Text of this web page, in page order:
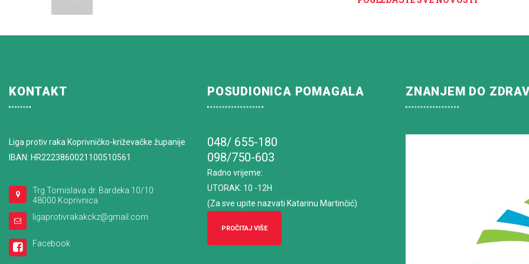
KONTAKT
Liga protiv raka Koprivničko-križevačke županije
IBAN: HR2223860021100510561
Trg Tomislava dr. Bardeka 10/10
48000 Koprivnica
ligaprotivrakakckz@gmail.com
Facebook
POSUDIONICA POMAGALA
048/ 655-180
098/750-603
Radno vrijeme:
UTORAK: 10 -12H
(Za sve upite nazvati Katarinu Martinčić)
PROČITAJ VIŠE
ZNANJEM DO